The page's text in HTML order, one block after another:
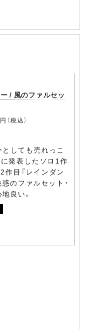
/ 風のファルセッ
税込）
しても売れっこ
発表したソロ1作
作目『レインダン
のファルセット・
良い。